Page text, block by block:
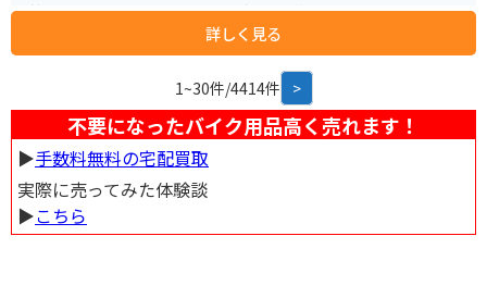
術館内には、能楽堂や茶室もあり、伝統文化を堪能できます。 さらに、美し
い庭園や展望台からは、熱海の海を一望でき、景色も楽しむことができます。
館内のレストランでは地元の食材を使用した料理が楽しめます。アクセスも
良好で、熱海駅から車で約10分の場所にあります。
詳しく見る
1~30件/4414件 >
不要になったバイク用品高く売れます！
▶︎手数料無料の宅配買取
実際に売ってみた体験談
▶︎こちら